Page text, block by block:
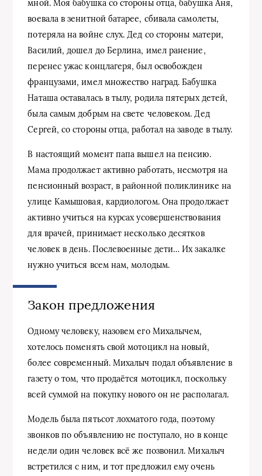
мной. Моя бабушка со стороны отца, бабушка Аня,
воевала в зенитной батарее, сбивала самолеты,
потеряла на войне слух. Дед со стороны матери,
Василий, дошел до Берлина, имел ранение,
перенес ужас концлагеря, был освобожден
французами, имел множество наград. Бабушка
Наташа оставалась в тылу, родила пятерых детей,
была самым добрым на свете человеком. Дед
Сергей, со стороны отца, работал на заводе в тылу.
В настоящий момент папа вышел на пенсию.
Мама продолжает активно работать, несмотря на
пенсионный возраст, в районной поликлинике на
улице Камышовая, кардиологом. Она продолжает
активно учиться на курсах усовершенствования
для врачей, принимает несколько десятков
человек в день. Послевоенные дети… Их закалке
нужно учиться всем нам, молодым.
Закон предложения
Одному человеку, назовем его Михалычем,
хотелось поменять свой мотоцикл на новый,
более современный. Михалыч подал объявление в
газету о том, что продаётся мотоцикл, поскольку
всей суммой на покупку нового он не располагал.
Модель была пятьсот лохматого года, поэтому
звонков по объявлению не поступало, но в конце
недели один человек всё же позвонил. Михалыч
встретился с ним, и тот предложил ему очень